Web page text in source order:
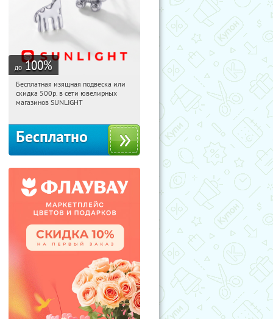
до 100%
18:24:39 Получили:
Россия
Бесплатная изящная подвеска или
скидка 500р. в сети ювелирных
магазинов SUNLIGHT
Бесплатно